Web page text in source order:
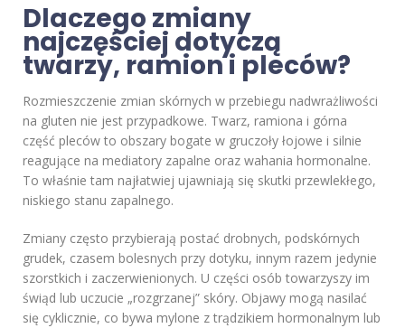
Dlaczego zmiany
najczęściej dotyczą
twarzy, ramion i pleców?
Rozmieszczenie zmian skórnych w przebiegu nadwrażliwości
na gluten nie jest przypadkowe. Twarz, ramiona i górna
część pleców to obszary bogate w gruczoły łojowe i silnie
reagujące na mediatory zapalne oraz wahania hormonalne.
To właśnie tam najłatwiej ujawniają się skutki przewlekłego,
niskiego stanu zapalnego.
Zmiany często przybierają postać drobnych, podskórnych
grudek, czasem bolesnych przy dotyku, innym razem jedynie
szorstkich i zaczerwienionych. U części osób towarzyszy im
świąd lub uczucie „rozgrzanej” skóry. Objawy mogą nasilać
się cyklicznie, co bywa mylone z trądzikiem hormonalnym lub